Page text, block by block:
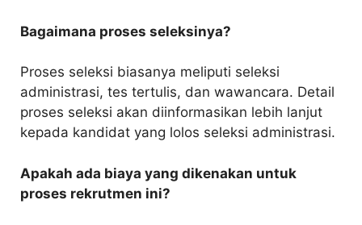
Bagaimana proses seleksinya?
Proses seleksi biasanya meliputi seleksi
administrasi, tes tertulis, dan wawancara. Detail
proses seleksi akan diinformasikan lebih lanjut
kepada kandidat yang lolos seleksi administrasi.
Apakah ada biaya yang dikenakan untuk
proses rekrutmen ini?